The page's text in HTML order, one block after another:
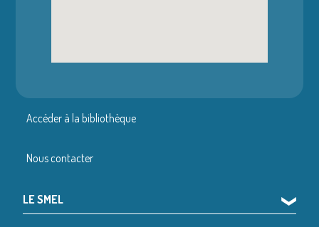
Accéder à la bibliothèque
Nous contacter
LE SMEL ❯